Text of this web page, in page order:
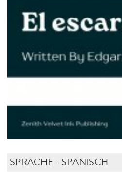
SPRACHE - SPANISCH